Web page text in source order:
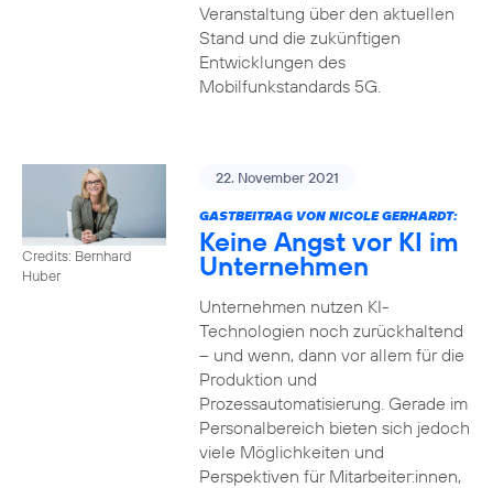
Veranstaltung über den aktuellen
Stand und die zukünftigen
Entwicklungen des
Mobilfunkstandards 5G.
Credits: Bernhard
Huber
22. November 2021
GASTBEITRAG VON NICOLE GERHARDT:
Keine Angst vor KI im
Unternehmen
Unternehmen nutzen KI-
Technologien noch zurückhaltend
– und wenn, dann vor allem für die
Produktion und
Prozessautomatisierung. Gerade im
Personalbereich bieten sich jedoch
viele Möglichkeiten und
Perspektiven für Mitarbeiter:innen,